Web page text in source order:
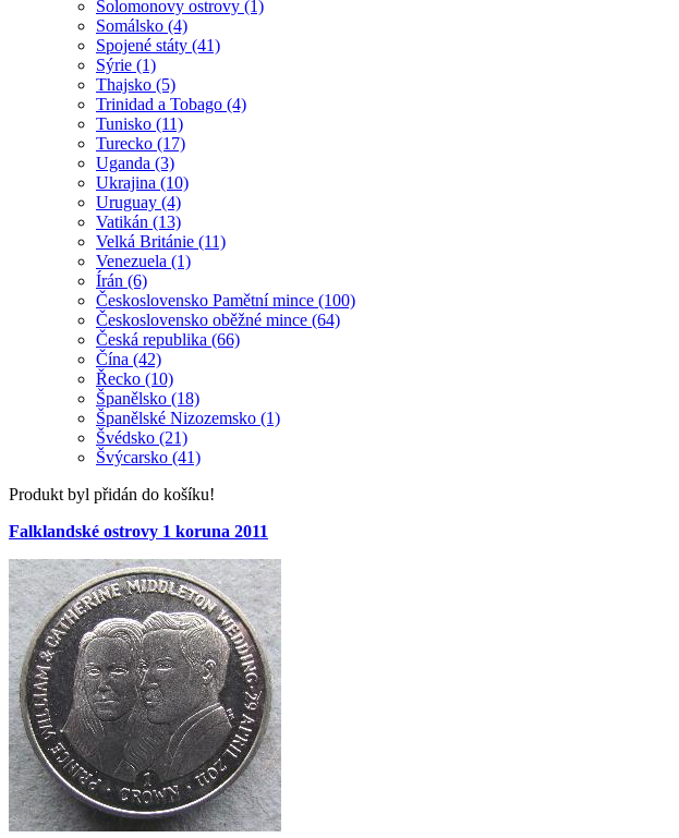
Solomonovy ostrovy (1)
Somálsko (4)
Spojené státy (41)
Sýrie (1)
Thajsko (5)
Trinidad a Tobago (4)
Tunisko (11)
Turecko (17)
Uganda (3)
Ukrajina (10)
Uruguay (4)
Vatikán (13)
Velká Británie (11)
Venezuela (1)
Írán (6)
Československo Pamětní mince (100)
Československo oběžné mince (64)
Česká republika (66)
Čína (42)
Řecko (10)
Španělsko (18)
Španělské Nizozemsko (1)
Švédsko (21)
Švýcarsko (41)
Produkt byl přidán do košíku!
Falklandské ostrovy 1 koruna 2011